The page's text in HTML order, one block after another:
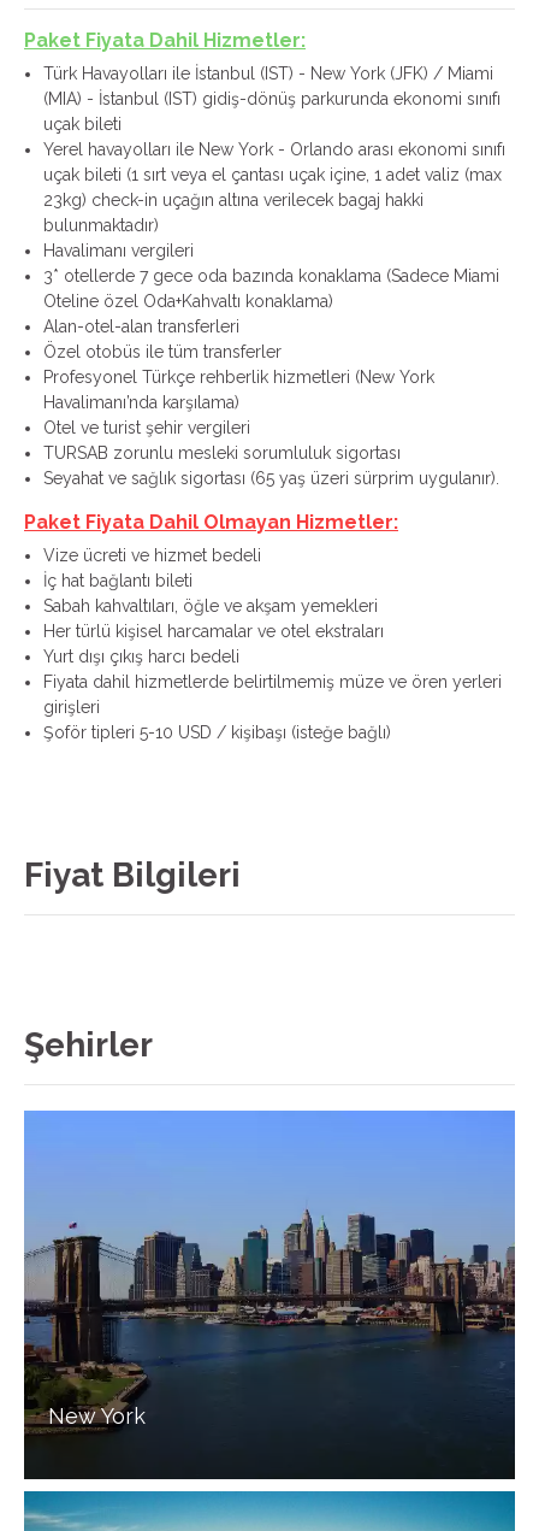
Paket Fiyata Dahil Hizmetler:
Türk Havayolları ile İstanbul (IST) - New York (JFK) / Miami
(MIA) - İstanbul (IST) gidiş-dönüş parkurunda ekonomi sınıfı
uçak bileti
Yerel havayolları ile New York - Orlando arası ekonomi sınıfı
uçak bileti (1 sırt veya el çantası uçak içine, 1 adet valiz (max
23kg) check-in uçağın altına verilecek bagaj hakki
bulunmaktadır)
Havalimanı vergileri
3* otellerde 7 gece oda bazında konaklama (Sadece Miami
Oteline özel Oda+Kahvaltı konaklama)
Alan-otel-alan transferleri
Özel otobüs ile tüm transferler
Profesyonel Türkçe rehberlik hizmetleri (New York
Havalimanı’nda karşılama)
Otel ve turist şehir vergileri
TURSAB zorunlu mesleki sorumluluk sigortası
Seyahat ve sağlık sigortası (65 yaş üzeri sürprim uygulanır).
Paket Fiyata Dahil Olmayan Hizmetler:
Vize ücreti ve hizmet bedeli
İç hat bağlantı bileti
Sabah kahvaltıları, öğle ve akşam yemekleri
Her türlü kişisel harcamalar ve otel ekstraları
Yurt dışı çıkış harcı bedeli
Fiyata dahil hizmetlerde belirtilmemiş müze ve ören yerleri
girişleri
Şoför tipleri 5-10 USD / kişibaşı (isteğe bağlı)
Fiyat Bilgileri
Şehirler
New York